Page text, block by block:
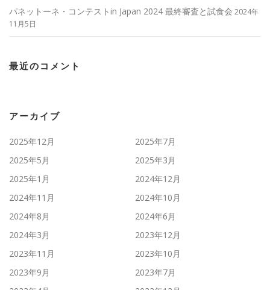
パネットーネ・コンテストin Japan 2024 最終審査と試食会 2024年
11月5日
最近のコメント
アーカイブ
2025年12月
2025年7月
2025年5月
2025年3月
2025年1月
2024年12月
2024年11月
2024年10月
2024年8月
2024年6月
2024年3月
2023年12月
2023年11月
2023年10月
2023年9月
2023年7月